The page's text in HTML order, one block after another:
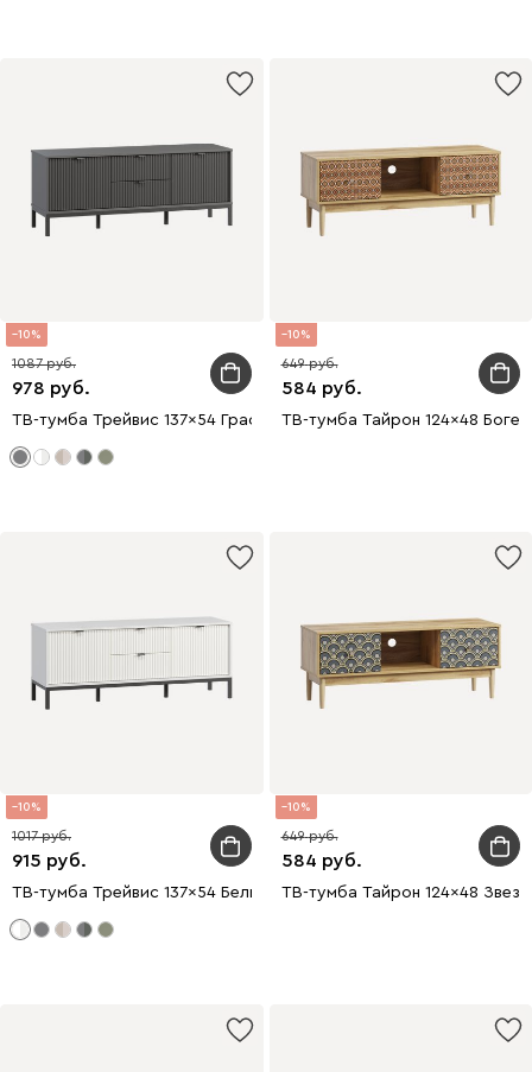
10
978
1087
ТВ-тумба Трейвис 137x54 Графитовый
10
584
649
ТВ-тумба Тайрон 124x48
10
915
1017
ТВ-тумба Трейвис 137x54 Белый
10
584
649
ТВ-тумба Тайрон 124x48